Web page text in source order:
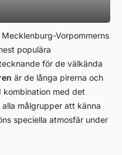
Vorpommerns
populära
för de välkända
är de långa pirerna och
kombination med det
alla målgrupper att känna
speciella atmosfär under